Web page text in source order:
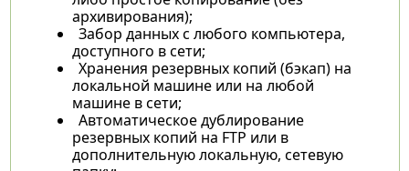
архивирования);
Забор данных с любого компьютера,
доступного в сети;
Хранения резервных копий (бэкап) на
локальной машине или на любой
машине в сети;
Автоматическое дублирование
резервных копий на FTP или в
дополнительную локальную, сетевую